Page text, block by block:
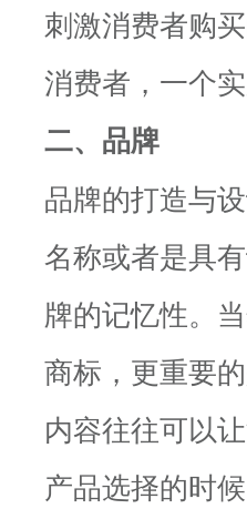
刺激消费者购
消费者，一个
二、品牌
品牌的打造与
名称或者是具
牌的记忆性。
商标，更重要
内容往往可以
产品选择的时